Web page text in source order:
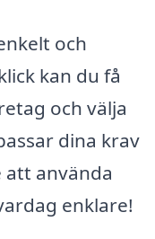
och
kan du få
och välja
dina krav
att använda
enklare!